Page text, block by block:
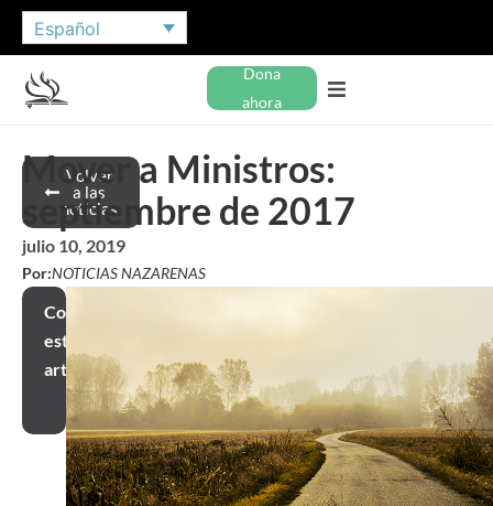
Español
Dona
ahora
Volver
a las
noticias
Mover a Ministros:
septiembre de 2017
julio 10, 2019
Por:NOTICIAS NAZARENAS
Compartir
este
artículo